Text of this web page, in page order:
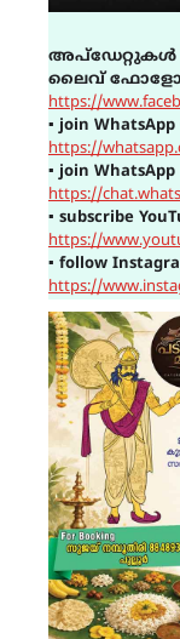
അപ്ഡേറ്റുകൾ
ലൈവ് ഫോളോ
https://
▪ join WhatsApp
https://
▪ join WhatsApp
https://
▪ subscribe
https://
▪ follow
https://